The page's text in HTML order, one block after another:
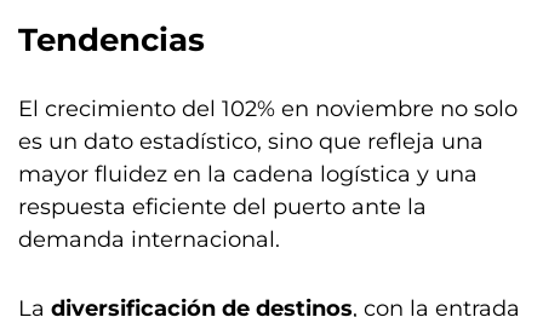
Tendencias
El crecimiento del 102% en noviembre no solo
es un dato estadístico, sino que refleja una
mayor fluidez en la cadena logística y una
respuesta eficiente del puerto ante la
demanda internacional.
La diversificación de destinos, con la entrada